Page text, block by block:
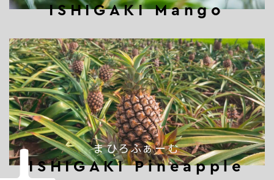
ISHIGAKI Mango
まひろふぁーむ
ISHIGAKI Pineapple